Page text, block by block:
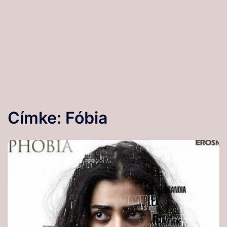
Címke: Fóbia